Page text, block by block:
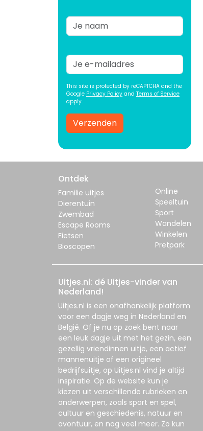
This site is protected by reCAPTCHA and the
Google Privacy Policy and Terms of Service
apply.
Verzenden
Ontdek
Familie uitjes
Dierentuin
Zwembad
Escape Rooms
Fietsen
Bioscopen
Online
Speeltuin
Sport
Wandelen
Winkelen
Pretpark
Uitjes.nl: dé Uitjes-vinder van
Nederland!
Uitjes.nl is een onafhankelijk platform
voor een dagje weg in Nederland en
België. Of je nu op zoek bent naar
een leuk dagje uit met het gezin, een
gezellig vriendinnen uitje, een actief
mannenuitje of een origineel
bedrijfsuitje, op Uitjes.nl vind je altijd
inspiratie. Op de website kun je
kiezen uit verschillende rubrieken en
onderwerpen, zoals sport en spel,
cultuur en geschiedenis, natuur en
avontuur, en nog veel meer. Zo kun